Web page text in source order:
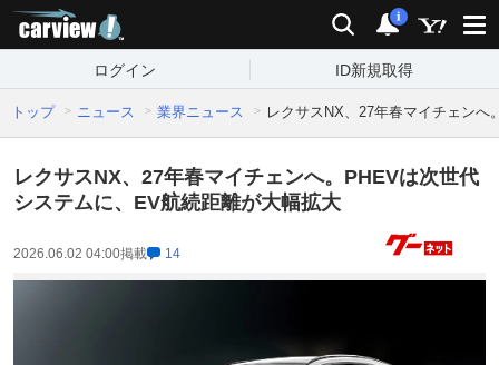
検索 通知
i
ログイン ID新規取得
トップ ニュース 業界ニュース レクサスNX、27年春マイチェン
レクサスNX、27年春マイチェンへ。PHEVは次世代
システムに、EV航続距離が大幅拡大
2026.06.02 04:00掲載 14